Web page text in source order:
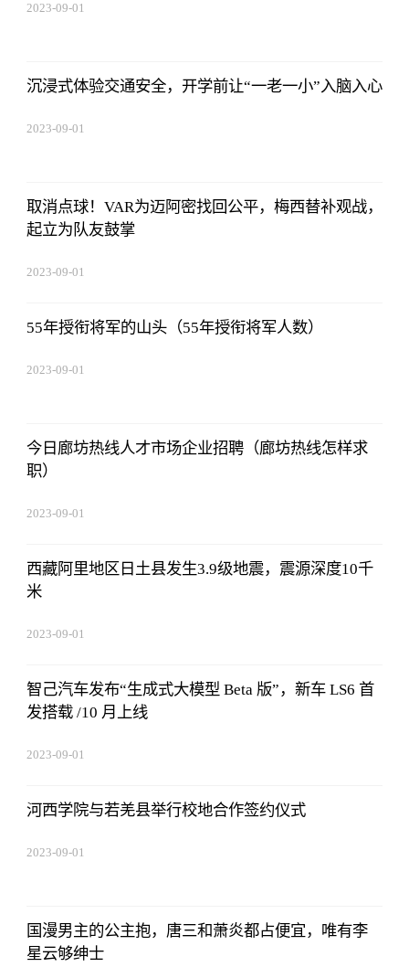
2023-09-01
沉浸式体验交通安全，开学前让“一老一小”入脑入心
2023-09-01
取消点球！VAR为迈阿密找回公平，梅西替补观战，
起立为队友鼓掌
2023-09-01
55年授衔将军的山头（55年授衔将军人数）
2023-09-01
今日廊坊热线人才市场企业招聘（廊坊热线怎样求
职）
2023-09-01
西藏阿里地区日土县发生3.9级地震，震源深度10千
米
2023-09-01
智己汽车发布“生成式大模型 Beta 版”，新车 LS6 首
发搭载 /10 月上线
2023-09-01
河西学院与若羌县举行校地合作签约仪式
2023-09-01
国漫男主的公主抱，唐三和萧炎都占便宜，唯有李
星云够绅士